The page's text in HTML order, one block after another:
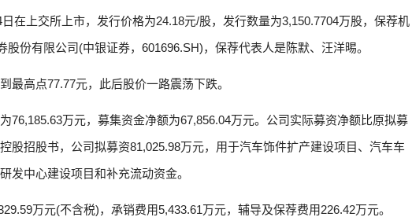
在上交所上市，发行价格为24.18元/股，发行数量为3,150.7704万股，保荐机
份有限公司(中银证券，601696.SH)，保荐代表人是陈默、汪洋晹。
最高点77.77元，此后股价一路震荡下跌。
76,185.63万元，募集资金净额为67,856.04万元。公司实际募资净额比原拟募
股招股书，公司拟募资81,025.98万元，用于汽车饰件扩产建设项目、汽车车
发中心建设项目和补充流动资金。
万元(不含税)，承销费用5,433.61万元，辅导及保荐费用226.42万元。